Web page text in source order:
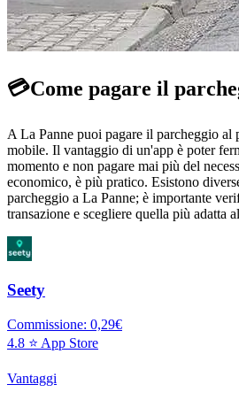
💳Come pagare il
A La Panne puoi pagare il parcheggio al
mobile. Il vantaggio di un'app è poter
momento e non pagare mai più del
economico, è più pratico. Esistono
parcheggio a La Panne; è importante
transazione e scegliere quella più adatta
Seety
Commissione: 0,29€
4.8 ⭐ App Store
Vantaggi